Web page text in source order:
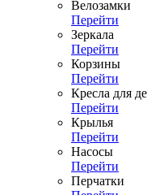
Велозамки
Перейти
Зеркала
Перейти
Корзины
Перейти
Кресла для
Перейти
Крылья
Перейти
Насосы
Перейти
Перчатки